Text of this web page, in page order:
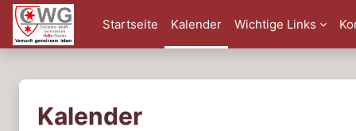
Zum Hauptinhalt
Startseite
Kalender Wichtige Links
Kalender